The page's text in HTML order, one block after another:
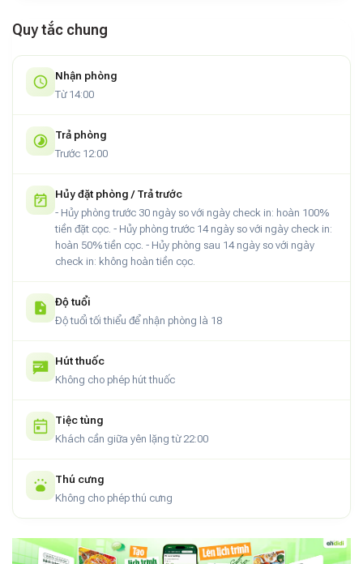
Quy tắc chung
Nhận phòng
Từ 14:00
Trả phòng
Trước 12:00
Hủy đặt phòng / Trả trước
- Hủy phòng trước 30 ngày so với ngày check in: hoàn 100%
tiền đặt cọc. - Hủy phòng trước 14 ngày so với ngày check in:
hoàn 50% tiền cọc. - Hủy phòng sau 14 ngày so với ngày
check in: không hoàn tiền cọc.
Độ tuổi
Độ tuổi tối thiểu để nhận phòng là 18
Hút thuốc
Không cho phép hút thuốc
Tiệc tùng
Khách cần giữa yên lặng từ 22:00
Thú cưng
Không cho phép thú cưng